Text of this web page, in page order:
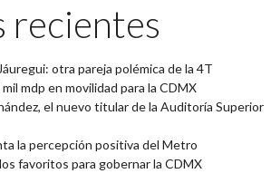
recientes
otra pareja polémica de la 4T
mdp en movilidad para la CDMX
el nuevo titular de la Auditoría Superior
la percepción positiva del Metro
favoritos para gobernar la CDMX